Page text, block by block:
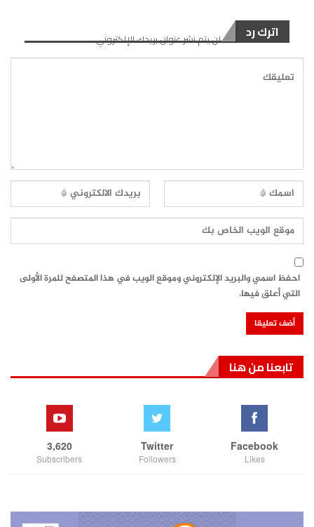
اترك رد لن يتم نشر عنوان بريدك الإلكتروني.
احفظ اسمي والبريد الإلكتروني وموقع الويب في هذا المتصفح للمرة الأولى
التي أعلق فيها.
تابعنا من هنا
Facebook
Likes
Twitter
Followers
3,620
Subscribers